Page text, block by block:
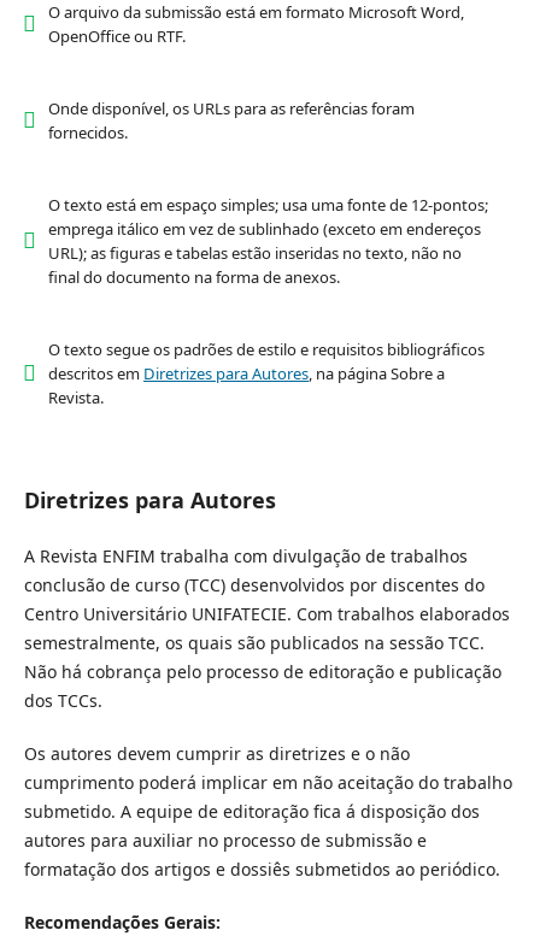
O arquivo da submissão está em formato Microsoft Word,
OpenOffice ou RTF.
Onde disponível, os URLs para as referências foram
fornecidos.
O texto está em espaço simples; usa uma fonte de 12-pontos;
emprega itálico em vez de sublinhado (exceto em endereços
URL); as figuras e tabelas estão inseridas no texto, não no
final do documento na forma de anexos.
O texto segue os padrões de estilo e requisitos bibliográficos
descritos em Diretrizes para Autores, na página Sobre a
Revista.
Diretrizes para Autores
A Revista ENFIM trabalha com divulgação de trabalhos
conclusão de curso (TCC) desenvolvidos por discentes do
Centro Universitário UNIFATECIE. Com trabalhos elaborados
semestralmente, os quais são publicados na sessão TCC.
Não há cobrança pelo processo de editoração e publicação
dos TCCs.
Os autores devem cumprir as diretrizes e o não
cumprimento poderá implicar em não aceitação do trabalho
submetido. A equipe de editoração fica á disposição dos
autores para auxiliar no processo de submissão e
formatação dos artigos e dossiês submetidos ao periódico.
Recomendações Gerais: